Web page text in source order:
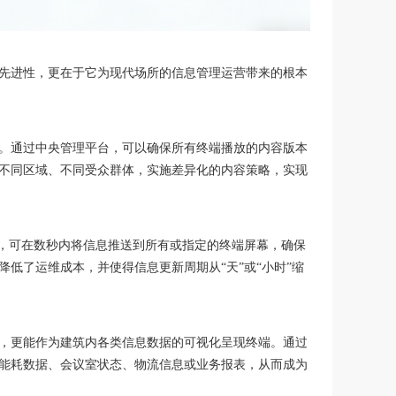
进性，更在于它为现代场所的信息管理运营带来的根本
通过中央管理平台，可以确保所有终端播放的内容版本
同区域、不同受众群体，实施差异化的内容策略，实现
可在数秒内将信息推送到所有或指定的终端屏幕，确保
了运维成本，并使得信息更新周期从“天”或“小时”缩
更能作为建筑内各类信息数据的可视化呈现终端。通过
耗数据、会议室状态、物流信息或业务报表，从而成为